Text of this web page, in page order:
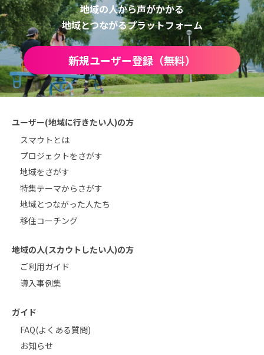
地域の人から声がかかる
地域とつながるプラットフォーム
新規ユーザー登録（無料）
ユーザー(地域に行きたい人)の方
スマウトとは
プロジェクトをさがす
地域をさがす
特集テーマからさがす
地域とつながった人たち
移住コーチング
地域の人(スカウトしたい人)の方
ご利用ガイド
導入事例集
ガイド
FAQ(よくある質問)
お知らせ